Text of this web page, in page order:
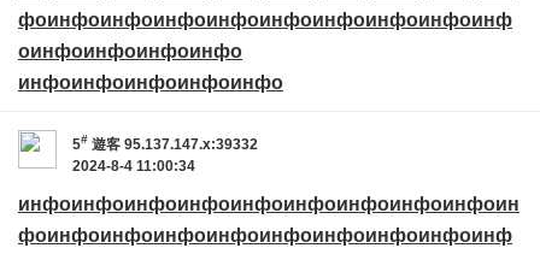
фоинфоинфоинфоинфоинфоинфоинфоинфоинф
оинфоинфоинфоинфо
инфоинфоинфоинфоинфо
5# 遊客 95.137.147.x:39332
2024-8-4 11:00:34
инфоинфоинфоинфоинфоинфоинфоинфоинфоин
фоинфоинфоинфоинфоинфоинфоинфоинфоинф